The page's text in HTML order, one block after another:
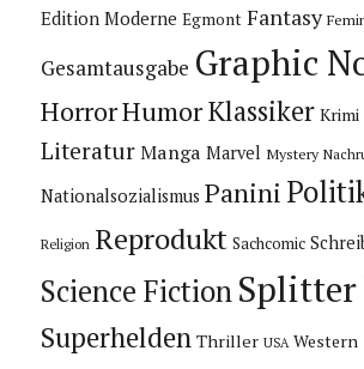
Edition Moderne Egmont Fantasy
Gesamtausgabe Graphic
HorrorHumorKlassiker Krimi
Literatur Manga Marvel Mystery
Nationalsozialismus Panini
Religion Reprodukt Sachcomic
Science Fiction Splitter
Superhelden Thriller USA Western